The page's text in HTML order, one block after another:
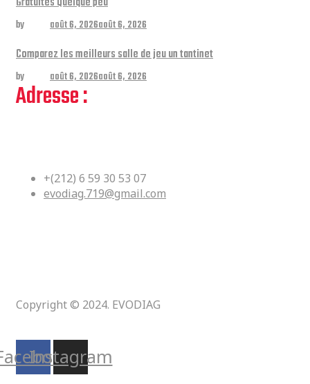
by août 6, 2026août 6, 2026
Comparez les meilleurs salle de jeu un tantinet
by août 6, 2026août 6, 2026
Adresse :
+(212) 6 59 30 53 07
evodiag.719@gmail.com
Copyright © 2024. EVODIAG
Instagram